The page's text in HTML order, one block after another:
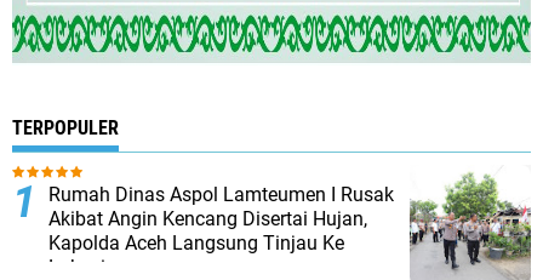
TERPOPULER
Rumah Dinas Aspol Lamteumen I Rusak
Akibat Angin Kencang Disertai Hujan,
Kapolda Aceh Langsung Tinjau Ke
Lokasi